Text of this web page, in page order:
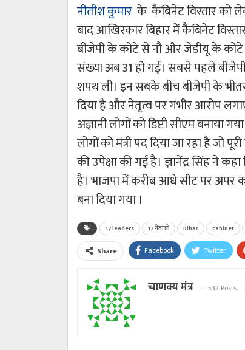
नीतीश कुमार के कैबिनेट विस्तार को
बाद आखिरकार बिहार में कैबिनेट
बीजेपी के कोटे से नौ और जेडीयू के कोटे
संख्या अब 31 हो गई। सबसे पहले
शपथ ली। इन सबके बीच बीजेपी के
दिया है और नेतृत्व पर गंभीर आरोप
अज्ञानी लोगों को डिप्टी सीएम बनाया
लोगों को मंत्री पद दिया जा रहा है जो
की उपेक्षा की गई है। ज्ञानेंद्र सिंह ने
है। भाजपा में करीब आधे सीट पर अपर
बना दिया गया ।
17 leaders 17 नेताओं Bihar cabinet
Share Facebook Twitter
चाणक्य मंत्र 532 Posts